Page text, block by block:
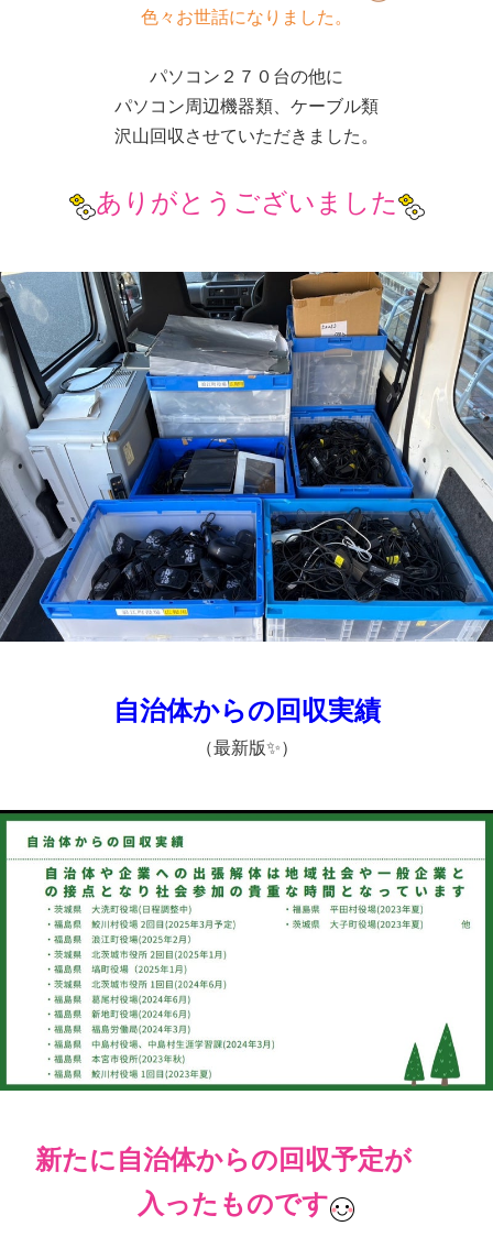
色々お世話になりました。
パソコン２７０台の他に
パソコン周辺機器類、ケーブル類
沢山回収させていただきました。
ありがとうございました
自治体からの回収実績
（最新版✨）
新たに自治体からの回収予定が
入ったものです